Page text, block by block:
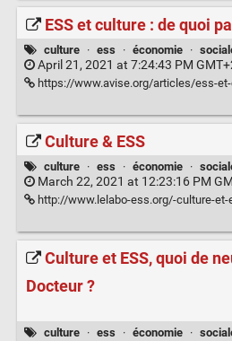
ESS et culture : de quoi
culture · ess · économie ·
April 21, 2021 at 7:24:43 PM
https://www.avise.org/articles/ess-et-
Culture & ESS
culture · ess · économie ·
March 22, 2021 at 12:23:16 PM
http://www.lelabo-ess.org/-culture-et-
Culture et ESS, quoi de
Docteur ?
culture · ess · économie ·